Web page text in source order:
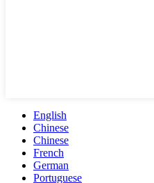
English
Chinese
Chinese
French
German
Portuguese